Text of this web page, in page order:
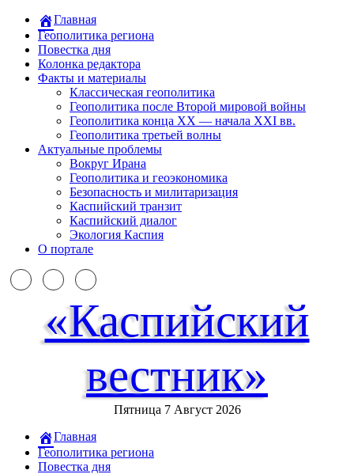
Главная
Геополитика региона
Повестка дня
Колонка редактора
Факты и материалы
Классическая геополитика
Геополитика после Второй мировой войны
Геополитика конца XX — начала XXI вв.
Геополитика третьей волны
Актуальные проблемы
Вокруг Ирана
Геополитика и геоэкономика
Безопасность и милитаризация
Каспийский транзит
Каспийский диалог
Экология Каспия
О портале
«Каспийский
вестник»
Пятница 7 Август 2026
Главная
Геополитика региона
Повестка дня